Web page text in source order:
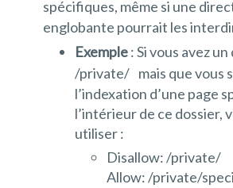
spécifiques, même si une
englobante pourrait les
Exemple: Si vous avez
/private/ mais que vous
l’indexation d’une page
l’intérieur de ce dossier,
utiliser :
Disallow: /private/
Allow: /private/